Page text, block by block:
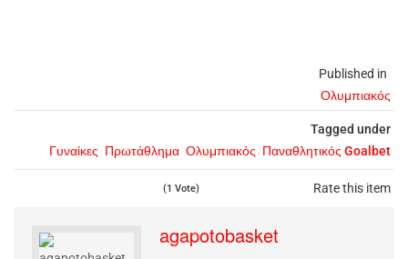
Published in
Ολυμπιακός
Tagged under
Γυναίκες Πρωτάθλημα Ολυμπιακός Παναθλητικός Goalbet
Rate this item
(1 Vote)
agapotobasket